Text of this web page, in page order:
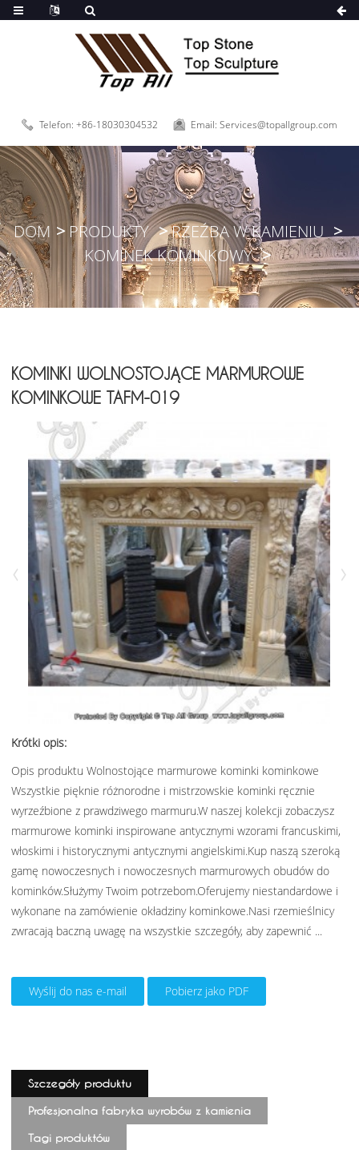
Telefon: +86-18030304532 Email: Services@topallgroup.com
DOM PRODUKTY
RZEŹBA W KAMIENIU
KOMINEK KOMINKOWY
KOMINKI WOLNOSTOJĄCE MARMUROWE
KOMINKOWE TAFM-019
Krótki opis:
Opis produktu Wolnostojące marmurowe kominki kominkowe
Wszystkie pięknie różnorodne i mistrzowskie kominki ręcznie
wyrzeźbione z prawdziwego marmuru.W naszej kolekcji zobaczysz
marmurowe kominki inspirowane antycznymi wzorami francuskimi,
włoskimi i historycznymi antycznymi angielskimi.Kup naszą szeroką
gamę nowoczesnych i nowoczesnych marmurowych obudów do
kominków.Służymy Twoim potrzebom.Oferujemy niestandardowe i
wykonane na zamówienie okładziny kominkowe.Nasi rzemieślnicy
zwracają baczną uwagę na wszystkie szczegóły, aby zapewnić ...
Wyślij do nas e-mail Pobierz jako PDF
Szczegóły produktu
Profesjonalna fabryka wyrobów z kamienia
Tagi produktów